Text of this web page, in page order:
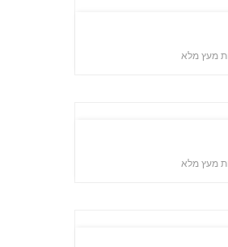
מעץ מלא
מעץ מלא